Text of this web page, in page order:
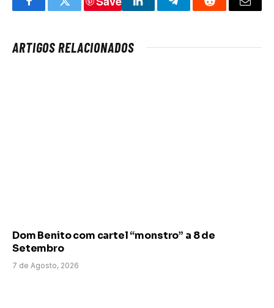
FacebookTwitter LinkedInTelegramReddit Email
ARTIGOS RELACIONADOS
Dom Benito com cartel “monstro” a 8 de
Setembro
7 de Agosto, 2026